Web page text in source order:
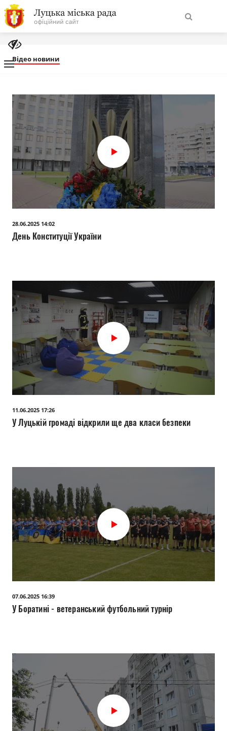
На
головну
Навігація
сайту
Про місто
Міська влада
Міська рада
Бюджет
Публічна інформація
Прозорість влади
Відео новини
28.06.2025 14:02
День Конституції України
11.06.2025 17:26
У Луцькій громаді відкрили ще два класи безпеки
07.06.2025 16:39
У Боратині - ветеранський футбольний турнір